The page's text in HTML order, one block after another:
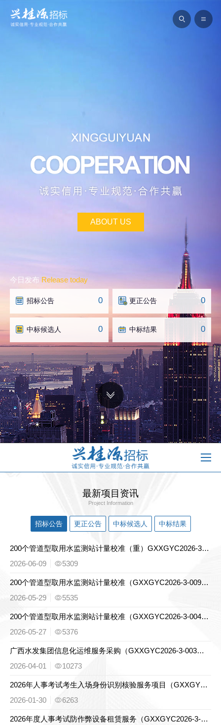
ABOUT US
今日发布 Release today
招标公告 0 更正公告 0
中标候选人 0 中标结果 0
最新项目资讯
Project Information
招标公告 更正公告 中标候选人 中标结果
200个管道型取用水监测站计量校准（重）GXXGYC2026-3-009（重）〕竞争性磋商公告
2026-06-09
5309
200个管道型取用水监测站计量校准（GXXGYC2026-3-009）竞争性磋商公告
2026-05-29
5535
200个管道型取用水监测站计量校准（GXXGYC2026-3-004）竞争性磋商公告
2026-05-27
5376
广西水发集团信息化运维服务采购（GXXGYC2026-3-003）竞争性磋商公告
2026-04-01
10273
2026年人事考试考生入场身份识别核验服务项目（GXXGYC2026-3-001）竞争性磋商公告
2026-01-30
6263
2026年度人事考试防作弊设备租赁服务（GXXGYC2026-3-002）竞争性磋商公告